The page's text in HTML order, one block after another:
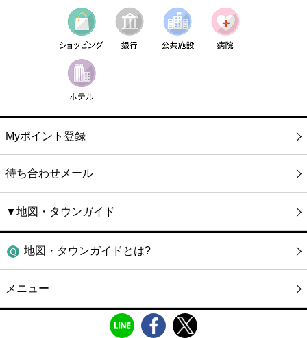
Myポイント登録
待ち合わせメール
▼地図・タウンガイド
地図・タウンガイドとは?
メニュー